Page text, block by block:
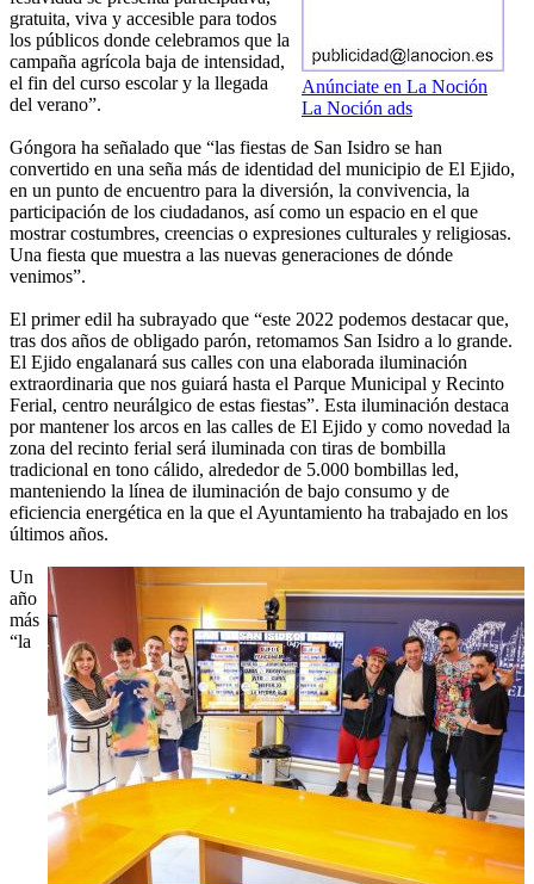
Anúnciate en La Noción
La Noción ads
gratuita, viva y accesible para todos
los públicos donde celebramos que la
campaña agrícola baja de intensidad,
el fin del curso escolar y la llegada
del verano”.
Góngora ha señalado que “las fiestas de San Isidro se han
convertido en una seña más de identidad del municipio de El Ejido,
en un punto de encuentro para la diversión, la convivencia, la
participación de los ciudadanos, así como un espacio en el que
mostrar costumbres, creencias o expresiones culturales y religiosas.
Una fiesta que muestra a las nuevas generaciones de dónde
venimos”.
El primer edil ha subrayado que “este 2022 podemos destacar que,
tras dos años de obligado parón, retomamos San Isidro a lo grande.
El Ejido engalanará sus calles con una elaborada iluminación
extraordinaria que nos guiará hasta el Parque Municipal y Recinto
Ferial, centro neurálgico de estas fiestas”. Esta iluminación destaca
por mantener los arcos en las calles de El Ejido y como novedad la
zona del recinto ferial será iluminada con tiras de bombilla
tradicional en tono cálido, alrededor de 5.000 bombillas led,
manteniendo la línea de iluminación de bajo consumo y de
eficiencia energética en la que el Ayuntamiento ha trabajado en los
últimos años.
Un
año
más
“la